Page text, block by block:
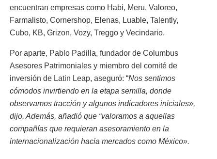
encuentran empresas como Habi, Meru, Valoreo,
Farmalisto, Cornershop, Elenas, Luable, Talently,
Cubo, KB, Grizon, Vozy, Treggo y Vecindario.
Por aparte, Pablo Padilla, fundador de Columbus
Asesores Patrimoniales y miembro del comité de
inversión de Latin Leap, aseguró: “Nos sentimos
cómodos invirtiendo en la etapa semilla, donde
observamos tracción y algunos indicadores iniciales»,
dijo. Además, añadió que “valoramos a aquellas
compañías que requieran asesoramiento en la
internacionalización hacia mercados como México».